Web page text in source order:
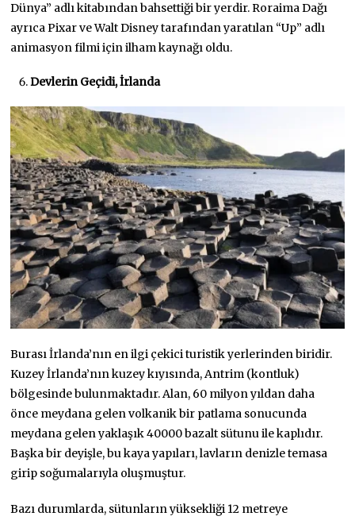
Dünya” adlı kitabından bahsettiği bir yerdir. Roraima Dağı
ayrıca Pixar ve Walt Disney tarafından yaratılan “Up” adlı
animasyon filmi için ilham kaynağı oldu.
Devlerin Geçidi, İrlanda
Burası İrlanda’nın en ilgi çekici turistik yerlerinden biridir.
Kuzey İrlanda’nın kuzey kıyısında, Antrim (kontluk)
bölgesinde bulunmaktadır. Alan, 60 milyon yıldan daha
önce meydana gelen volkanik bir patlama sonucunda
meydana gelen yaklaşık 40000 bazalt sütunu ile kaplıdır.
Başka bir deyişle, bu kaya yapıları, lavların denizle temasa
girip soğumalarıyla oluşmuştur.
Bazı durumlarda, sütunların yüksekliği 12 metreye